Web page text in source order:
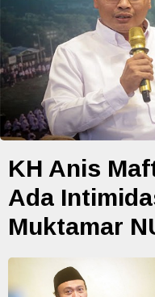
KH Anis
Ada
Muktamar